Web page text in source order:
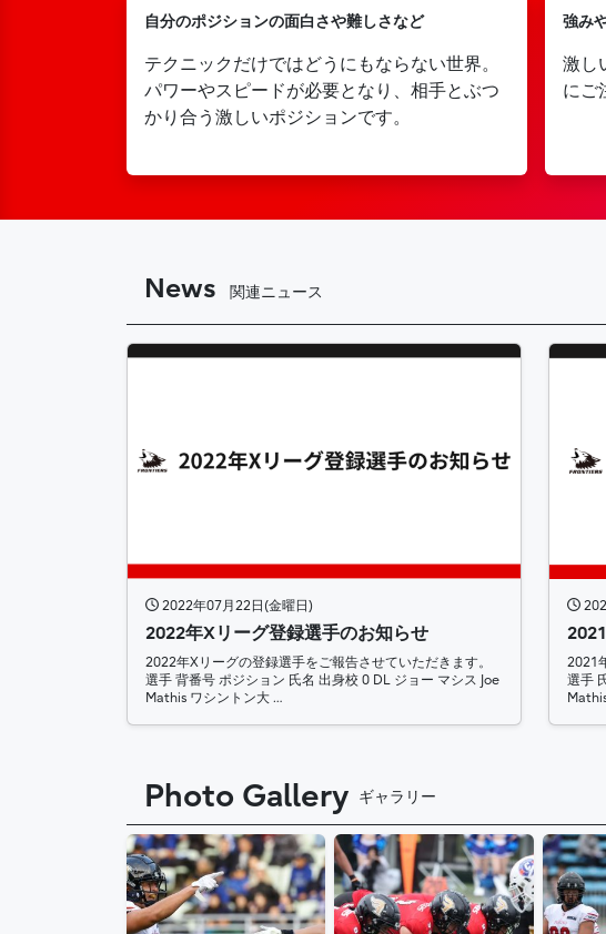
自分のポジションの面白さや難しさなど
テクニックだけではどうにもならない世界。
パワーやスピードが必要となり、相手とぶつ
かり合う激しいポジションです。
強み
激し
にご
News 関連ニュース
2022年07月22日(金曜日)
2022年Xリーグ登録選手のお知らせ
2022年Xリーグの登録選手をご報告させていただきます。
選手 背番号 ポジション 氏名 出身校 0 DL ジョー マシス Joe
Mathis ワシントン大 …
2021
選手
Photo Gallery ギャラリー